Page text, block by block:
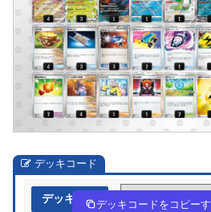
デッキコード
デッキ作成 c8ccxK-cxpAqw-
デッキコードをコピーす